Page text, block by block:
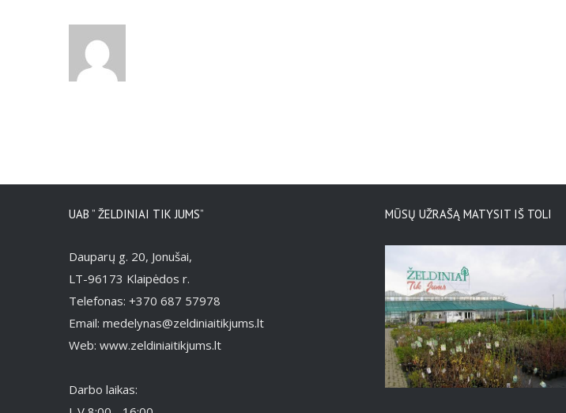
UAB ” ŽELDINIAI TIK JUMS”
Dauparų g. 20, Jonušai,
LT-96173 Klaipėdos r.
Telefonas: +370 687 57978
Email: medelynas@zeldiniaitikjums.lt
Web: www.zeldiniaitikjums.lt
Darbo laikas:
MŪSŲ UŽRAŠĄ MATYSIT IŠ TOLI